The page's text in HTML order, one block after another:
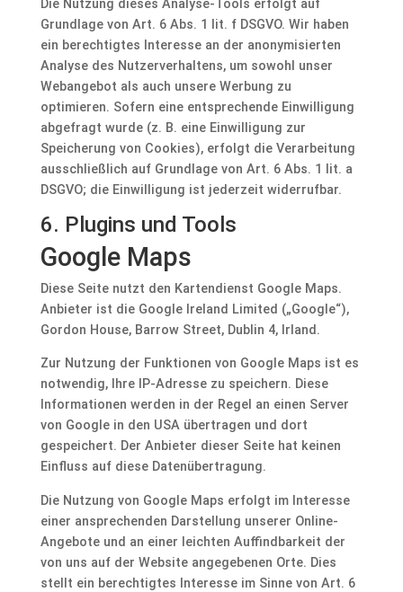
Die Nutzung dieses Analyse-Tools erfolgt auf
Grundlage von Art. 6 Abs. 1 lit. f DSGVO. Wir haben
ein berechtigtes Interesse an der anonymisierten
Analyse des Nutzerverhaltens, um sowohl unser
Webangebot als auch unsere Werbung zu
optimieren. Sofern eine entsprechende Einwilligung
abgefragt wurde (z. B. eine Einwilligung zur
Speicherung von Cookies), erfolgt die Verarbeitung
ausschließlich auf Grundlage von Art. 6 Abs. 1 lit. a
DSGVO; die Einwilligung ist jederzeit widerrufbar.
6. Plugins und Tools
Google Maps
Diese Seite nutzt den Kartendienst Google Maps.
Anbieter ist die Google Ireland Limited („Google“),
Gordon House, Barrow Street, Dublin 4, Irland.
Zur Nutzung der Funktionen von Google Maps ist es
notwendig, Ihre IP-Adresse zu speichern. Diese
Informationen werden in der Regel an einen Server
von Google in den USA übertragen und dort
gespeichert. Der Anbieter dieser Seite hat keinen
Einfluss auf diese Datenübertragung.
Die Nutzung von Google Maps erfolgt im Interesse
einer ansprechenden Darstellung unserer Online-
Angebote und an einer leichten Auffindbarkeit der
von uns auf der Website angegebenen Orte. Dies
stellt ein berechtigtes Interesse im Sinne von Art. 6